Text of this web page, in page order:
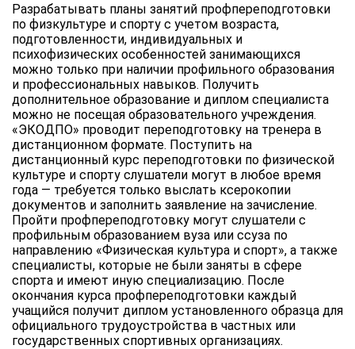
Разрабатывать планы занятий профпереподготовки
по физкультуре и спорту с учетом возраста,
подготовленности, индивидуальных и
психофизических особенностей занимающихся
можно только при наличии профильного образования
и профессиональных навыков. Получить
дополнительное образование и диплом специалиста
можно не посещая образовательного учреждения.
«ЭКОДПО» проводит переподготовку на тренера в
дистанционном формате. Поступить на
дистанционный курс переподготовки по физической
культуре и спорту слушатели могут в любое время
года — требуется только выслать ксерокопии
документов и заполнить заявление на зачисление.
Пройти профпереподготовку могут слушатели с
профильным образованием вуза или ссуза по
направлению «Физическая культура и спорт», а также
специалисты, которые не были заняты в сфере
спорта и имеют иную специализацию. После
окончания курса профпереподготовки каждый
учащийся получит диплом установленного образца для
официального трудоустройства в частных или
государственных спортивных организациях.